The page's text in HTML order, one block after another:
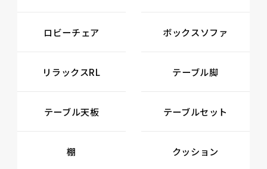
ロビーチェア ボックスソファ
リラックスRL テーブル脚
テーブル天板 テーブルセット
棚 クッション